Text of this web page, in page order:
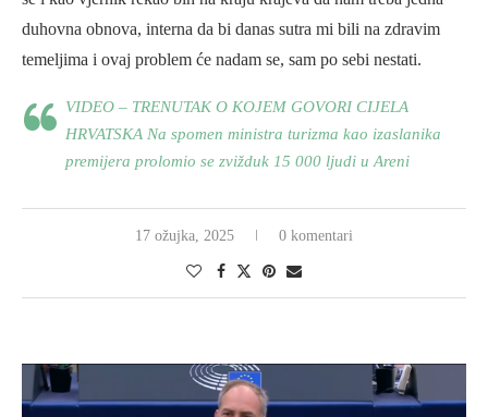
duhovna obnova, interna da bi danas sutra mi bili na zdravim
temeljima i ovaj problem će nadam se, sam po sebi nestati.
VIDEO – TRENUTAK O KOJEM GOVORI CIJELA
HRVATSKA Na spomen ministra turizma kao izaslanika
premijera prolomio se zvižduk 15 000 ljudi u Areni
17 ožujka, 2025 0 komentari